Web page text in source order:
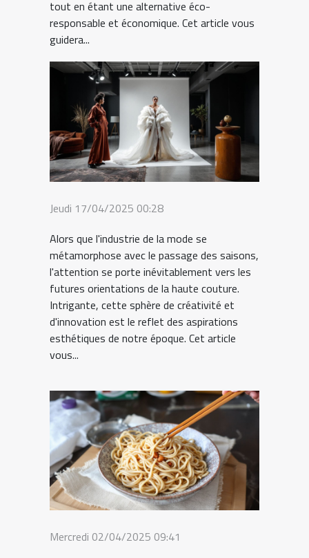
tout en étant une alternative éco-
responsable et économique. Cet article vous
guidera...
Jeudi 17/04/2025 00:28
Alors que l'industrie de la mode se
métamorphose avec le passage des saisons,
l'attention se porte inévitablement vers les
futures orientations de la haute couture.
Intrigante, cette sphère de créativité et
d'innovation est le reflet des aspirations
esthétiques de notre époque. Cet article
vous...
Mercredi 02/04/2025 09:41